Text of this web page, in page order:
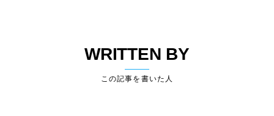
WRITTEN BY
この記事を書いた人